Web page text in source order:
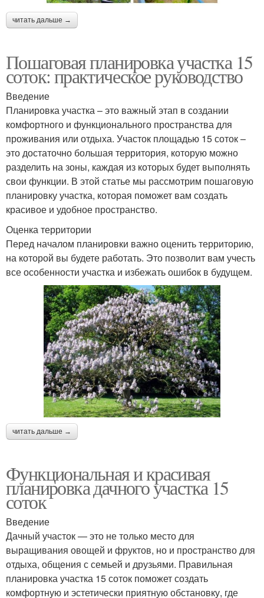
читать дальше →
Пошаговая планировка участка 15
соток: практическое руководство
Введение
Планировка участка – это важный этап в создании
комфортного и функционального пространства для
проживания или отдыха. Участок площадью 15 соток –
это достаточно большая территория, которую можно
разделить на зоны, каждая из которых будет выполнять
свои функции. В этой статье мы рассмотрим пошаговую
планировку участка, которая поможет вам создать
красивое и удобное пространство.
Оценка территории
Перед началом планировки важно оценить территорию,
на которой вы будете работать. Это позволит вам учесть
все особенности участка и избежать ошибок в будущем.
читать дальше →
Функциональная и красивая
планировка дачного участка 15
соток
Введение
Дачный участок — это не только место для
выращивания овощей и фруктов, но и пространство для
отдыха, общения с семьей и друзьями. Правильная
планировка участка 15 соток поможет создать
комфортную и эстетически приятную обстановку, где